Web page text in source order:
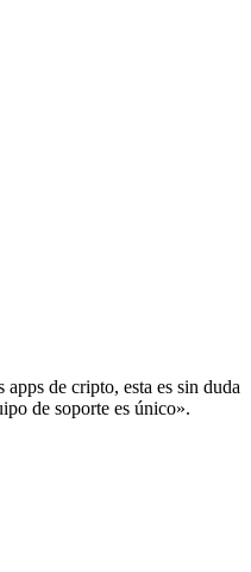
de cripto, esta es sin duda
de soporte es único».